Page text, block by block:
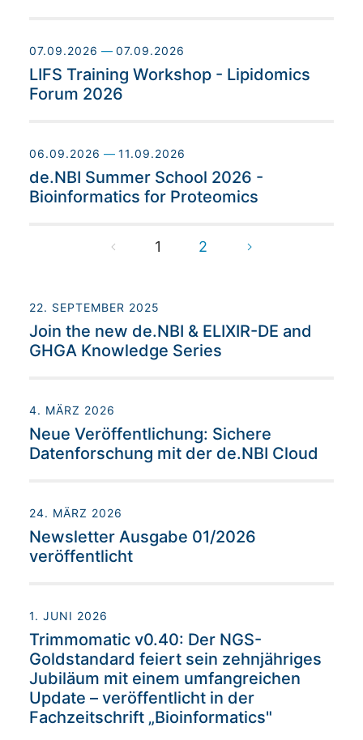
07.09.2026 — 07.09.2026
LIFS Training Workshop - Lipidomics
Forum 2026
06.09.2026 — 11.09.2026
de.NBI Summer School 2026 -
Bioinformatics for Proteomics
1 2
22. SEPTEMBER 2025
Join the new de.NBI & ELIXIR-DE and
GHGA Knowledge Series
4. MÄRZ 2026
Neue Veröffentlichung: Sichere
Datenforschung mit der de.NBI Cloud
24. MÄRZ 2026
Newsletter Ausgabe 01/2026
veröffentlicht
1. JUNI 2026
Trimmomatic v0.40: Der NGS-
Goldstandard feiert sein zehnjähriges
Jubiläum mit einem umfangreichen
Update – veröffentlicht in der
Fachzeitschrift „Bioinformatics"